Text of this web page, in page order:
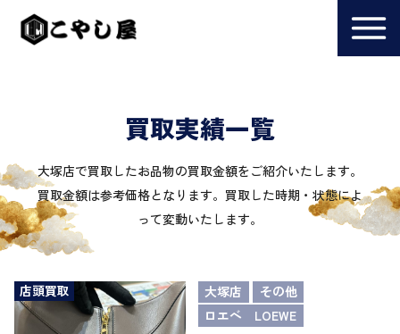
買取実績一覧
大塚店で買取したお品物の買取金額をご紹介いたします。
買取金額は参考価格となります。買取した時期・状態によ
って変動いたします。
店頭買取 大塚店
その他
ロエベ LOEWE